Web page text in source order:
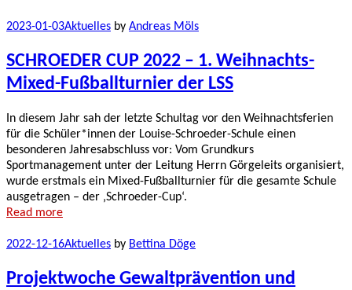
2023-01-03Aktuelles by Andreas Möls
SCHROEDER CUP 2022 – 1. Weihnachts-
Mixed-Fußballturnier der LSS
In diesem Jahr sah der letzte Schultag vor den Weihnachtsferien
für die Schüler*innen der Louise-Schroeder-Schule einen
besonderen Jahresabschluss vor: Vom Grundkurs
Sportmanagement unter der Leitung Herrn Görgeleits organisiert,
wurde erstmals ein Mixed-Fußballturnier für die gesamte Schule
ausgetragen – der ‚Schroeder-Cup‘.
Read more
2022-12-16Aktuelles by Bettina Döge
Projektwoche Gewaltprävention und